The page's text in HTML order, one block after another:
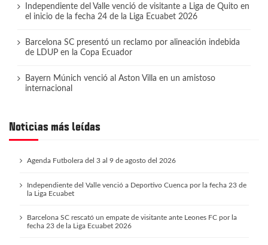
Independiente del Valle venció de visitante a Liga de Quito en
el inicio de la fecha 24 de la Liga Ecuabet 2026
Barcelona SC presentó un reclamo por alineación indebida
de LDUP en la Copa Ecuador
Bayern Múnich venció al Aston Villa en un amistoso
internacional
Noticias más leídas
Agenda Futbolera del 3 al 9 de agosto del 2026
Independiente del Valle venció a Deportivo Cuenca por la fecha 23 de
la Liga Ecuabet
Barcelona SC rescató un empate de visitante ante Leones FC por la
fecha 23 de la Liga Ecuabet 2026